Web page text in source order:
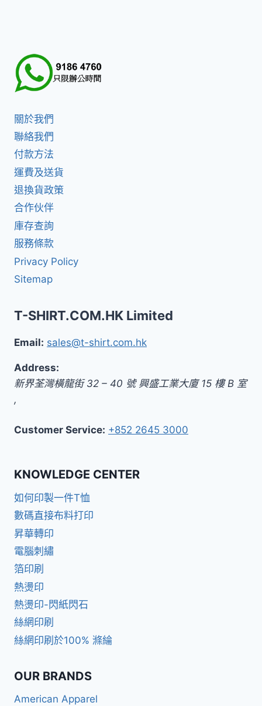
關於我們
聯絡我們
付款方法
運費及送貨
退換貨政策
合作伙伴
庫存查詢
服務條款
Privacy Policy
Sitemap
T-SHIRT.COM.HK Limited
Email: sales@t-shirt.com.hk
Address:
新界荃灣橫龍街 32 – 40 號 興盛工業大廈 15 樓 B 室
,
Customer Service: +852 2645 3000
KNOWLEDGE CENTER
如何印製一件T恤
數碼直接布料打印
昇華轉印
電腦刺繡
箔印刷
熱燙印
熱燙印-閃紙閃石
絲網印刷
絲網印刷於100% 滌綸
OUR BRANDS
American Apparel